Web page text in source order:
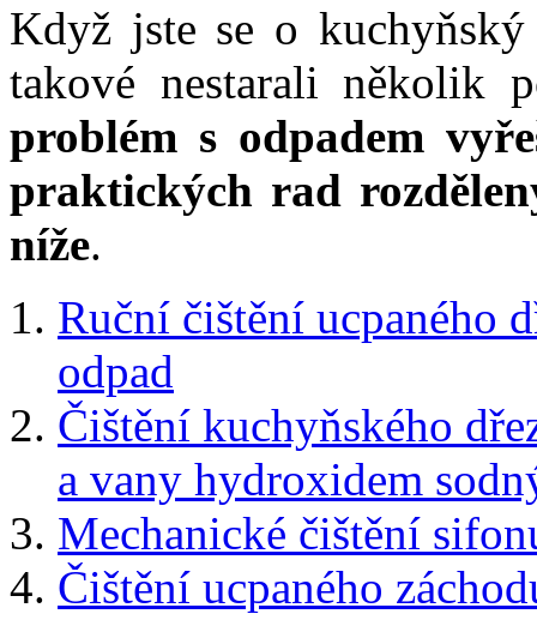
Když jste se o
takové nestarali několik
problém s odpadem
praktických rad
níže.
Ruční čištění ucpaného
odpad
Čištění kuchyňského
a vany hydroxidem
Mechanické čištění
Čištění ucpaného